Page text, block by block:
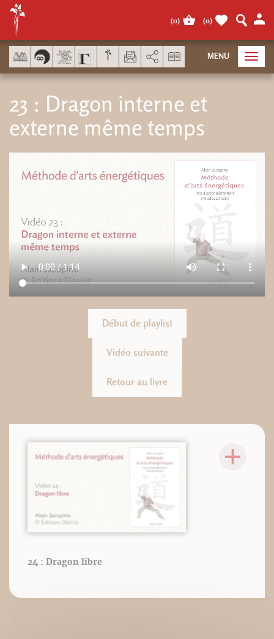
23 : Dragon interne et
externe même temps
Début de playlist
Vidéo suivante
Retour au livre
24 : Dragon libre
(0) (0)
MENU
AddThis está deshabilitado.
Panel de gestión de cookies